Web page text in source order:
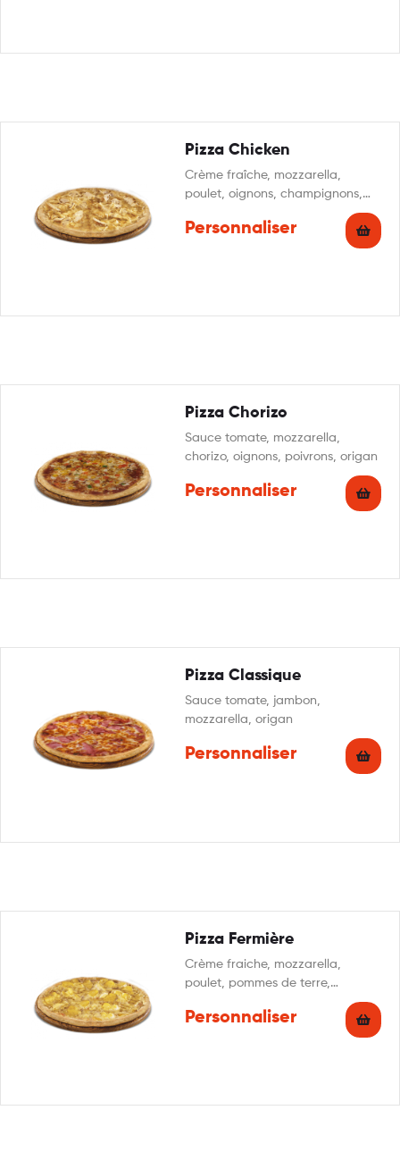
Pizza Chicken
Crème fraîche, mozzarella,
poulet, oignons, champignons,
Personnaliser
Pizza Chorizo
Sauce tomate, mozzarella,
chorizo, oignons, poivrons, origan
Personnaliser
Pizza Classique
Sauce tomate, jambon,
mozzarella, origan
Personnaliser
Pizza Fermière
Crème fraiche, mozzarella,
poulet, pommes de terre,
Personnaliser